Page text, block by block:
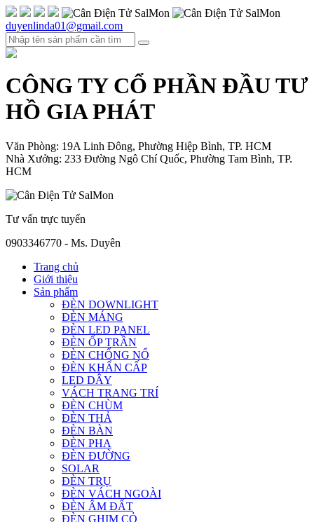
duyenlinda01@gmail.com
CÔNG TY CỔ PHẦN ĐẦU TƯ
HỒ GIA PHÁT
Văn Phòng: 19A Linh Đông, Phường Hiệp Bình, TP. HCM
Nhà Xưởng: 233 Đường Ngô Chí Quốc, Phường Tam Bình, TP.
HCM
Tư vấn trực tuyến
0903346770 - Ms. Duyên
Trang chủ
Giới thiệu
Sản phẩm
ĐÈN DOWNLIGHT
ĐÈN MÁNG
ĐÈN LED PANEL
ĐÈN ỐP TRẦN
ĐÈN CHỐNG NỔ
ĐÈN KHẨN CẤP
LED DÂY
VÁCH TRANG TRÍ
ĐÈN CHÙM
ĐÈN THẢ
ĐÈN BÀN
ĐÈN PHA
ĐÈN ĐƯỜNG
SOLAR
ĐÈN TRỤ
ĐÈN VÁCH NGOÀI
ĐÈN ÂM ĐẤT
ĐÈN GHIM CỎ